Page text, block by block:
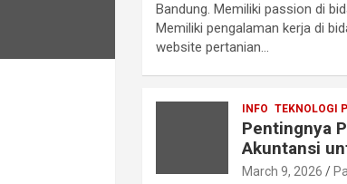
Bandung. Memiliki passion di
Memiliki pengalaman kerja di
website pertanian…
INFO TEKNOLOGI
Pentingnya
Akuntansi
March 9, 2026